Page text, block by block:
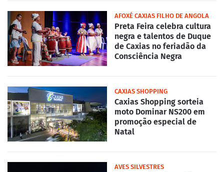
AFOXÉ CAXIAS FILHO DE ANGOLA
Preta Feira celebra cultura
negra e talentos de Duque
de Caxias no feriadão da
Consciência Negra
CAXIAS SHOPPING
Caxias Shopping sorteia
moto Dominar NS200 em
promoção especial de
Natal
AVES SILVESTRES